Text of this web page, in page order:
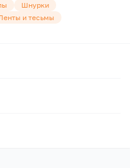
Шнурки
и тесьмы